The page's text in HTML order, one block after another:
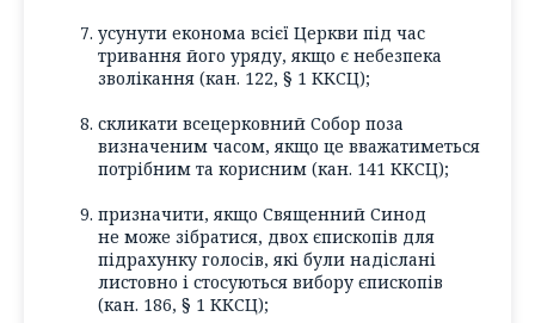
усунути економа всієї Церкви під час
тривання його уряду, якщо є небезпека
зволікання (кан. 122, § 1 ККСЦ);
скликати всецерковний Собор поза
визначеним часом, якщо це вважатиметься
потрібним та корисним (кан. 141 ККСЦ);
призначити, якщо Священний Синод
не може зібратися, двох єпископів для
підрахунку голосів, які були надіслані
листовно і стосуються вибору єпископів
(кан. 186, § 1 ККСЦ);